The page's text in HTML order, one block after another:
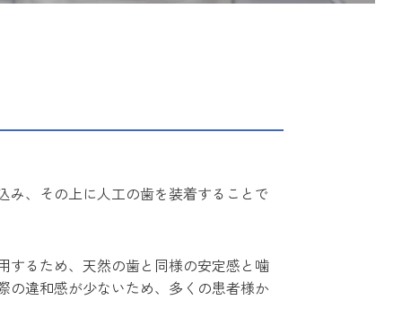
み、その上に人工の歯を装着することで
するため、天然の歯と同様の安定感と噛
の違和感が少ないため、多くの患者様か